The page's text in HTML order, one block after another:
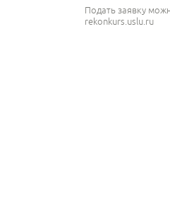
Подать заявку
rekonkurs.uslu.ru